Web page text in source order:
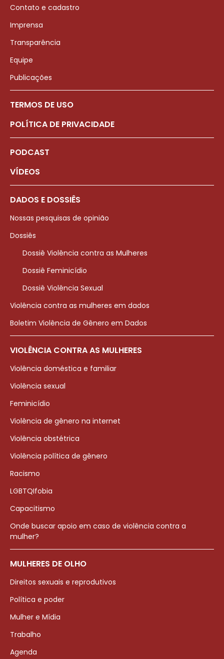
Contato e cadastro
Imprensa
Transparência
Equipe
Publicações
TERMOS DE USO
POLÍTICA DE PRIVACIDADE
PODCAST
VÍDEOS
DADOS E DOSSIÊS
Nossas pesquisas de opinião
Dossiês
Dossiê Violência contra as Mulheres
Dossiê Feminicídio
Dossiê Violência Sexual
Violência contra as mulheres em dados
Boletim Violência de Gênero em Dados
VIOLÊNCIA CONTRA AS MULHERES
Violência doméstica e familiar
Violência sexual
Feminicídio
Violência de gênero na internet
Violência obstétrica
Violência política de gênero
Racismo
LGBTQIfobia
Capacitismo
Onde buscar apoio em caso de violência contra a
mulher?
MULHERES DE OLHO
Direitos sexuais e reprodutivos
Política e poder
Mulher e Mídia
Trabalho
Agenda